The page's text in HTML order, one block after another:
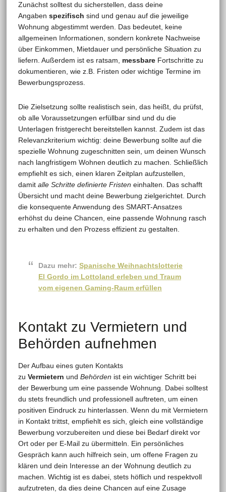
Zunächst solltest du sicherstellen, dass deine
Angaben spezifisch sind und genau auf die jeweilige
Wohnung abgestimmt werden. Das bedeutet, keine
allgemeinen Informationen, sondern konkrete Nachweise
über Einkommen, Mietdauer und persönliche Situation zu
liefern. Außerdem ist es ratsam, messbareFortschritte zu
dokumentieren, wie z.B. Fristen oder wichtige Termine im
Bewerbungsprozess.
Die Zielsetzung sollte realistisch sein, das heißt, du prüfst,
ob alle Voraussetzungen erfüllbar sind und du die
Unterlagen fristgerecht bereitstellen kannst. Zudem ist das
Relevanzkriterium wichtig: deine Bewerbung sollte auf die
spezielle Wohnung zugeschnitten sein, um deinen Wunsch
nach langfristigem Wohnen deutlich zu machen. Schließlich
empfiehlt es sich, einen klaren Zeitplan aufzustellen,
damit alle Schritte definierte Fristen einhalten. Das schafft
Übersicht und macht deine Bewerbung zielgerichtet. Durch
die konsequente Anwendung des SMART-Ansatzes
erhöhst du deine Chancen, eine passende Wohnung rasch
zu erhalten und den Prozess effizient zu gestalten.
Dazu mehr: Spanische Weihnachtslotterie
El Gordo im Lottoland erleben und Traum
vom eigenen Gaming-Raum erfüllen
Kontakt zu Vermietern und
Behörden aufnehmen
Der Aufbau eines guten Kontakts
zu Vermietern und Behörden ist ein wichtiger Schritt bei
der Bewerbung um eine passende Wohnung. Dabei solltest
du stets freundlich und professionell auftreten, um einen
positiven Eindruck zu hinterlassen. Wenn du mit Vermietern
in Kontakt trittst, empfiehlt es sich, gleich eine vollständige
Bewerbung vorzubereiten und diese bei Bedarf direkt vor
Ort oder per E-Mail zu übermitteln. Ein persönliches
Gespräch kann auch hilfreich sein, um offene Fragen zu
klären und dein Interesse an der Wohnung deutlich zu
machen. Wichtig ist es dabei, stets höflich und respektvoll
aufzutreten, da dies deine Chancen auf eine Zusage